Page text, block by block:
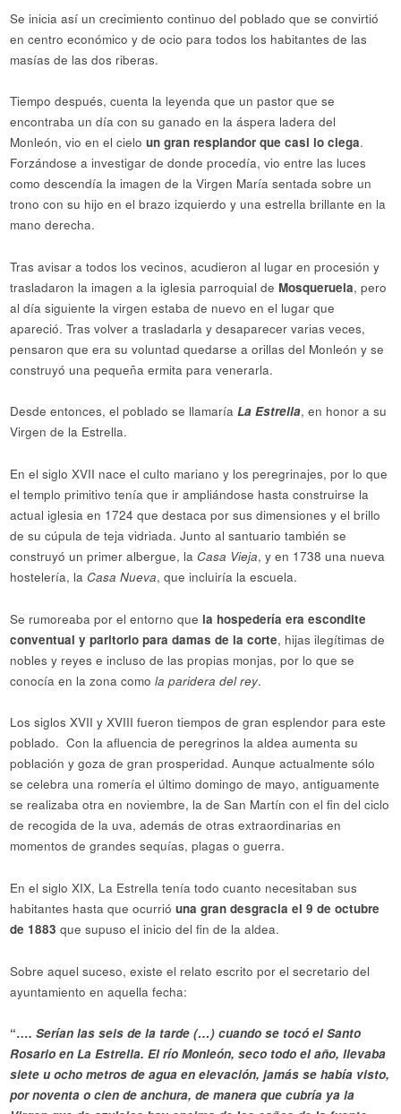
Se inicia así un crecimiento continuo del poblado que se convirtió
en centro económico y de ocio para todos los habitantes de las
masías de las dos riberas.
Tiempo después, cuenta la leyenda que un pastor que se
encontraba un día con su ganado en la áspera ladera del
Monleón, vio en el cieloun gran resplandor que casi lo ciega.
Forzándose a investigar de donde procedía, vio entre las luces
como descendía la imagen de la Virgen María sentada sobre un
trono con su hijo en el brazo izquierdo y una estrella brillante en la
mano derecha.
Tras avisar a todos los vecinos, acudieron al lugar en procesión y
trasladaron la imagen a la iglesia parroquial de Mosqueruela, pero
al día siguiente la virgen estaba de nuevo en el lugar que
apareció. Tras volver a trasladarla y desaparecer varias veces,
pensaron que era su voluntad quedarse a orillas del Monleón y se
construyó una pequeña ermita para venerarla.
Desde entonces, el poblado se llamaríaLa Estrella, en honor a su
Virgen de la Estrella.
En el siglo XVII nace el culto mariano y los peregrinajes, por lo que
el templo primitivo tenía que ir ampliándose hasta construirse la
actual iglesia en 1724 que destaca por sus dimensiones y el brillo
de su cúpula de teja vidriada. Junto al santuario también se
construyó un primer albergue, la Casa Vieja, y en 1738 una nueva
hostelería, la Casa Nueva, que incluiría la escuela.
Se rumoreaba por el entorno que la hospedería era escondite
conventual y paritorio para damas de la corte, hijas ilegítimas de
nobles y reyes e incluso de las propias monjas, por lo que se
conocía en la zona comola paridera del rey.
Los siglos XVII y XVIII fueron tiempos de gran esplendor para este
poblado. Con la afluencia de peregrinos la aldea aumenta su
población y goza de gran prosperidad. Aunque actualmente sólo
se celebra una romería el último domingo de mayo, antiguamente
se realizaba otra en noviembre, la de San Martín con el fin del ciclo
de recogida de la uva, además de otras extraordinarias en
momentos de grandes sequías, plagas o guerra.
En el siglo XIX, La Estrella tenía todo cuanto necesitaban sus
habitantes hasta que ocurrióuna gran desgracia el 9 de octubre
de 1883 que supuso el inicio del fin de la aldea.
Sobre aquel suceso, existe el relato escrito por el secretario del
ayuntamiento en aquella fecha:
“…. Serían las seis de la tarde (…) cuando se tocó el Santo
Rosario en La Estrella. El río Monleón, seco todo el año, llevaba
siete u ocho metros de agua en elevación, jamás se había visto,
por noventa o cien de anchura, de manera que cubría ya la